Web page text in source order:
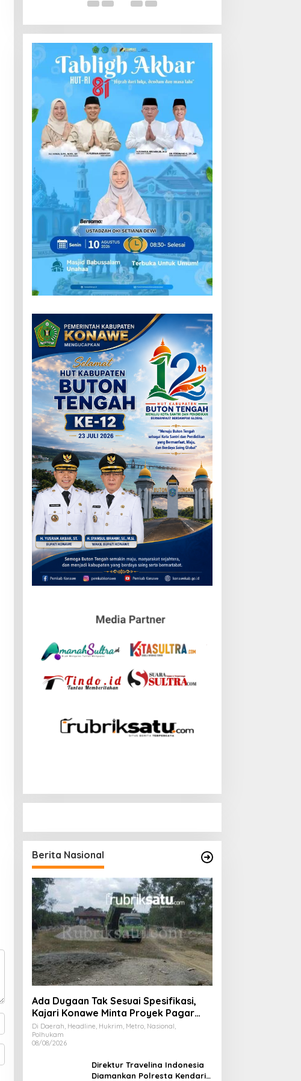
Berita Nasional
Ada Dugaan Tak Sesuai Spesifikasi,
Kajari Konawe Minta Proyek Pagar
Rupbasan Rp1,9 Miliar Dihentikan
Di Daerah, Headline, Hukrim, Metro, Nasional,
Polhukam
08/08/2026
Direktur Travelina Indonesia
Diamankan Polresta Kendari,